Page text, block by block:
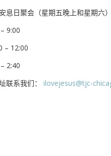
息日聚会（星期五晚上和星期六）
9:00
– 12:00
2:40
联系我们： ilovejesus@tjc-